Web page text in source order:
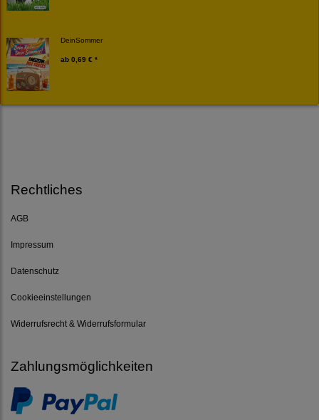
DeinSommer
ab 0,69 € *
Rechtliches
AGB
Impressum
Datenschutz
Cookieeinstellungen
Widerrufsrecht & Widerrufsformular
Zahlungsmöglichkeiten